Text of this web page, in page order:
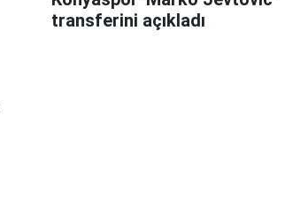
transferini açıkladı